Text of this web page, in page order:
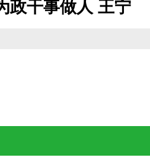
政干事做人 王宁